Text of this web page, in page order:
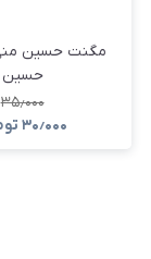
مگنت حسین
حسین
۳۵٫۰۰۰
۳۰٫۰۰۰